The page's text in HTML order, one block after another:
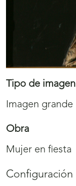
Tipo de imagen
Imagen grande
Obra
Mujer en fiesta
Configuración